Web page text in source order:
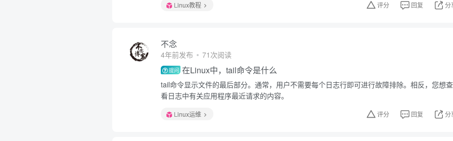
Linux教程 评分 回复 分
不念
4年前发布 71次阅读
提问 在Linux中，tail命令是什么
tail命令显示文件的最后部分。通常，用户不需要每个日志行即可进行故障排除。相反，您想查
看日志中有关应用程序最近请求的内容。
Linux运维 评分 回复 分